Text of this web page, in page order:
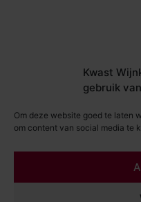
Kwast
gebruik
Om deze website goed te laten
om content van social media te